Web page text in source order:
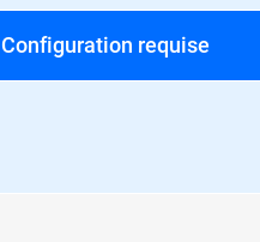
Configuration requise